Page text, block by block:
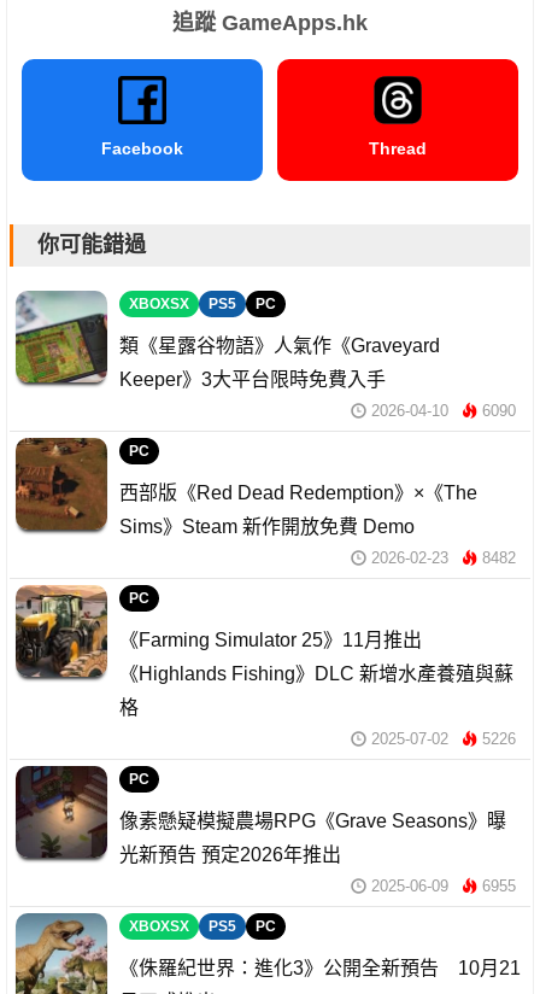
追蹤 GameApps.hk
Facebook Thread
你可能錯過
XBOXSX PS5 PC
類《星露谷物語》人氣作《Graveyard
Keeper》3大平台限時免費入手
2026-04-10 6090
PC
西部版《Red Dead Redemption》×《The
Sims》Steam 新作開放免費 Demo
2026-02-23 8482
PC
《Farming Simulator 25》11月推出
《Highlands Fishing》DLC 新增水產養殖與蘇
格
2025-07-02 5226
PC
像素懸疑模擬農場RPG《Grave Seasons》曝
光新預告 預定2026年推出
2025-06-09 6955
XBOXSX PS5 PC
《侏羅紀世界：進化3》公開全新預告 10月21